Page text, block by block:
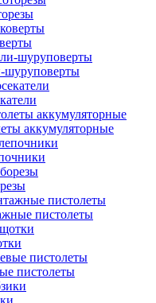
шуруповерты
аккумуляторные
пистолеты
пистолеты